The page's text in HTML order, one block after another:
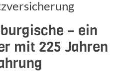
– ein
mit 225 Jahren